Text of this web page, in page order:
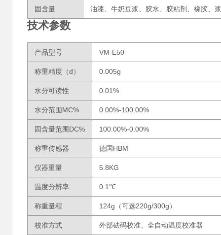
固含量 油漆、牛奶豆浆、胶水、胶粘剂、橡胶、
技术参数
产品型号 VM-E50
称重精度（d） 0.005g
水分可读性 0.01%
水分范围MC% 0.00%-100.00%
固含量范围DC% 100.00%-0.00%
称重传感器 德国HBM
仪器重量 5.8KG
温度分辨率 0.1℃
称重量程 124g（可选220g/300g）
校准方式 外部砝码校准、全自动温度校准器